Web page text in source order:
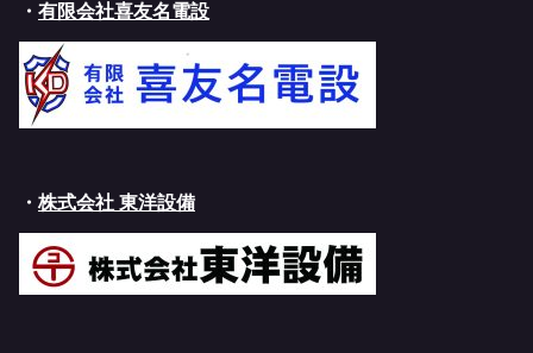
・ 有限会社喜友名電設
・ 株式会社 東洋設備